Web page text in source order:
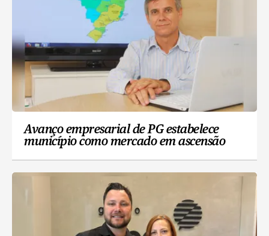
Avanço empresarial de PG estabelece
município como mercado em ascensão